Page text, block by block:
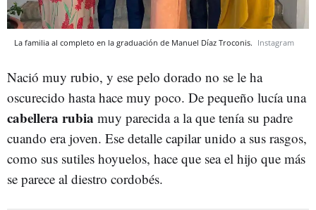
La familia al completo en la graduación de Manuel Díaz Troconis. Instagram
Nació muy rubio, y ese pelo dorado no se le ha
oscurecido hasta hace muy poco. De pequeño lucía una
cabellera rubia muy parecida a la que tenía su padre
cuando era joven. Ese detalle capilar unido a sus rasgos,
como sus sutiles hoyuelos, hace que sea el hijo que más
se parece al diestro cordobés.